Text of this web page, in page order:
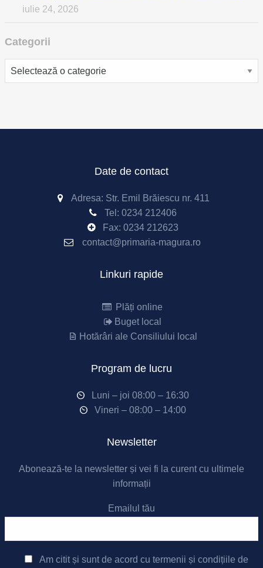
iulie 24, 2026
Categorii
Categorii
Date de contact
Adresa: Str. Emil Brăiescu nr. 411
Tel: 0234 212406
Fax: 0234 212623
contact@primaria-magura.ro
Linkuri rapide
Plăți online
Buget local
Hotărâri ale Consiliului local
Program de lucru
Luni – joi 08:00 – 16:30
Vineri – 08:00 – 14:00
Newsletter
Abonează-te la newsletter și vei fi la curent cu ultimele
informații
Emailul tău
Am citit și sunt de acord cu termenii și condițiile de